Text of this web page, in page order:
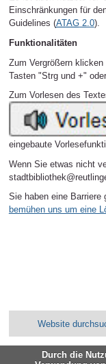
Einschränkungen für
Guidelines (ATAG2.0).
Funktionalitäten
Zum Vergrößern klicken
Tasten "Strg und +"
Zum Vorlesen des
eingebaute
Wenn Sie etwas nicht
Sie haben eine Barriere
bemühen uns um eine
Website
Durch die